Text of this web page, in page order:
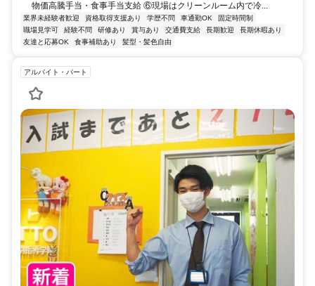
物価高騰手当・食事手当支給 ⑥現場はクリーンルーム内で冷...
業界未経験者歓迎 資格取得支援あり 学歴不問 車通勤OK
固定時間制
職場見学可
経験不問 研修あり 賞与あり 交通費支給 長期歓迎
長期休暇あり
友達と応募OK
食事補助あり 髪型・髪色自由
アルバイト・パート